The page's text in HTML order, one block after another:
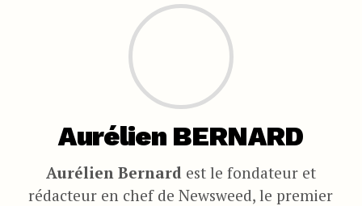
Aurélien BERNARD
Aurélien Bernard est le fondateur et
rédacteur en chef de Newsweed, le premier